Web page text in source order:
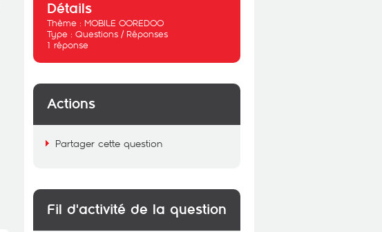
Détails
Thème : MOBILE OOREDOO
Type : Questions / Réponses
1 réponse
Actions
Partager cette question
Fil d'activité de la question